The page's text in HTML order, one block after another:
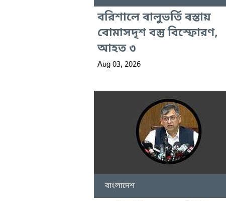
বরিশালে বালুভর্তি বস্তায়
বোমাসদৃশ বস্তু বিস্ফোরণ,
আহত ৩
Aug 03, 2026
বাংলাদেশ